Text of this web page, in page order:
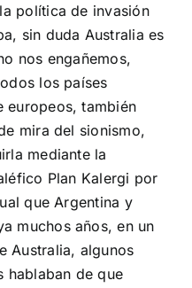
política de invasión
sin duda Australia es
nos engañemos,
los países
europeos, también
mira del sionismo,
mediante la
Plan Kalergi por
que Argentina y
muchos años, en un
Australia, algunos
hablaban de que